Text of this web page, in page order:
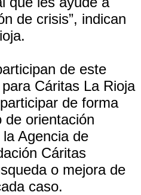
de crisis”, indican
de este
Cáritas La Rioja
de forma
de orientación
Agencia de
Cáritas
o mejora de
caso.